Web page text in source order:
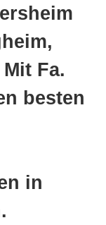
Fa.
besten
in